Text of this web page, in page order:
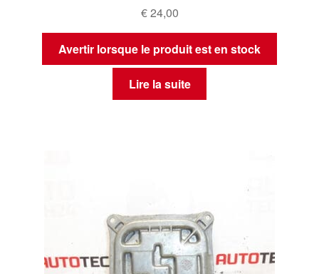
€24,00
Avertir lorsque le produit est en stock
Lire la suite